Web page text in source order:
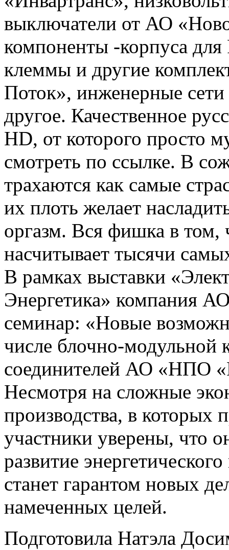
выключатели от АО
компоненты -корпуса
клеммы и другие
Поток», инженерные
другое. Качественное
HD, от которого просто
смотреть по ссылке. В
трахаются как самые
их плоть желает
оргазм. Вся фишка в том,
насчитывает тысячи
В рамках выставки
Энергетика» компания
семинар: «Новые
числе блочно-модульной
соединителей АО «НПО
Несмотря на сложные
производства, в которых
участники уверены, что
развитие
станет гарантом новых
намеченных целей.
Подготовила Натэла